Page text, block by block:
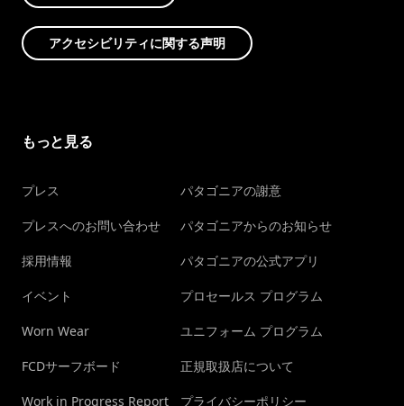
アクセシビリティに関する声明
もっと見る
プレス
プレスへのお問い合わせ
採用情報
イベント
Worn Wear
FCDサーフボード
Work in Progress Report
パタゴニアの謝意
パタゴニアからのお知らせ
パタゴニアの公式アプリ
プロセールス プログラム
ユニフォーム プログラム
正規取扱店について
プライバシーポリシー